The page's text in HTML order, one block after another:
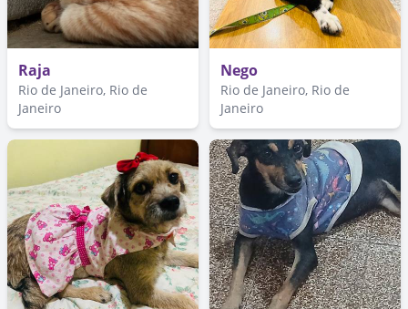
Raja
Rio de Janeiro, Rio de
Janeiro
Nego
Rio de Janeiro, Rio de
Janeiro